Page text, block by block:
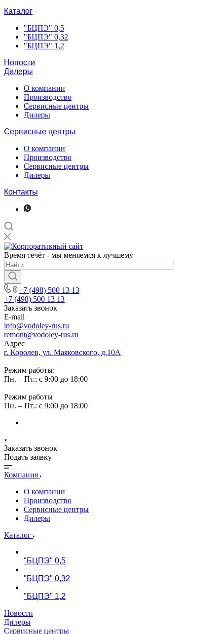
Каталог
"БЦПЭ" 0,5
"БЦПЭ" 0,32
"БЦПЭ" 1,2
Новости
Дилеры
О компании
Производство
Сервисные центры
Дилеры
Сервисные центры
О компании
Производство
Сервисные центры
Дилеры
Контакты
Время течёт - мы меняемся к лучшему
+7 (498) 500 13 13
+7 (498) 500 13 13
Заказать звонок
E-mail
info@vodoley-rus.ru
remont@vodoley-rus.ru
Адрес
г. Королев, ул. Маяковского, д.10А
Режим работы:
Пн. – Пт.: с 9:00 до 18:00
Режим работы
Пн. – Пт.: с 9:00 до 18:00
Заказать звонок
Подать заявку
Компания
О компании
Производство
Сервисные центры
Дилеры
Каталог
"БЦПЭ" 0,5
"БЦПЭ" 0,32
"БЦПЭ" 1,2
Новости
Дилеры
Сервисные центры